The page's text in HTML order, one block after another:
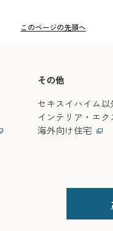
このページの先頭へ
その他
セキスイハイム
インテリア・エク
海外向け住宅